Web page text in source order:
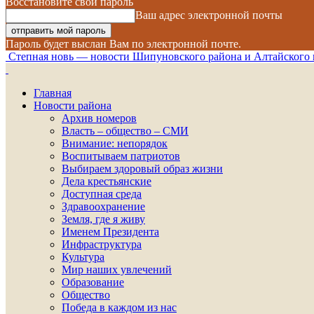
Ваш адрес электронной почты
Пароль будет выслан Вам по электронной почте.
Степная новь — новости Шипуновского района и Алтайского
Главная
Новости района
Архив номеров
Власть – общество – СМИ
Внимание: непорядок
Воспитываем патриотов
Выбираем здоровый образ жизни
Дела крестьянские
Доступная среда
Здравоохранение
Земля, где я живу
Именем Президента
Инфраструктура
Культура
Мир наших увлечений
Образование
Общество
Победа в каждом из нас